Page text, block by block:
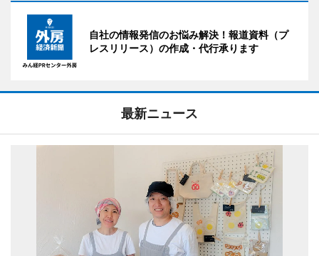
自社の情報発信のお悩み解決！報道資料（プ
レスリリース）の作成・代行承ります
最新ニュース